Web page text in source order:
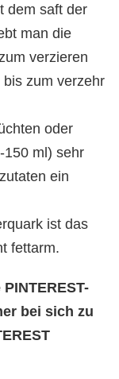
dem saft der
man die
verzieren
zum verzehr
oder
150 ml) sehr
ein
ist das
fettarm.
bei sich zu